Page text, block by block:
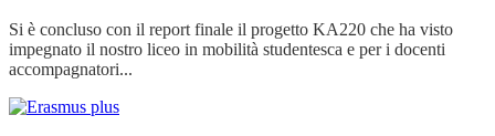
Si è concluso con il report finale il progetto KA220 che ha visto
impegnato il nostro liceo in mobilità studentesca e per i docenti
accompagnatori...